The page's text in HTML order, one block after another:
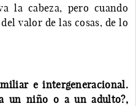
la cabeza, pero cuando
valor de las cosas, de lo
e intergeneracional.
un niño o a un adulto?,